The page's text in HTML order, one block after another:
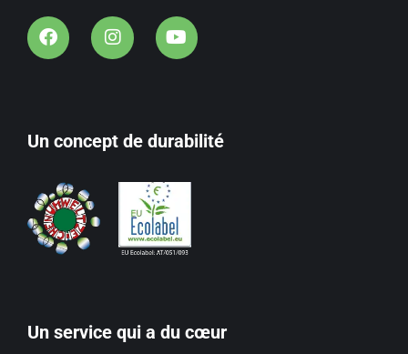
Un concept de durabilité
Un service qui a du cœur